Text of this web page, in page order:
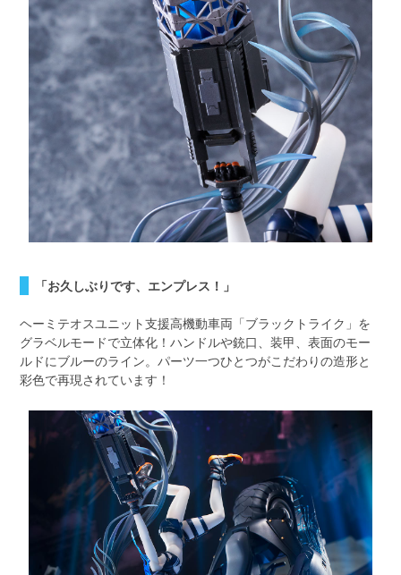
「お久しぶりです、エンプレス！」
ヘーミテオスユニット支援高機動車両「ブラックトライク」を
グラベルモードで立体化！ハンドルや銃口、装甲、表面のモー
ルドにブルーのライン。パーツ一つひとつがこだわりの造形と
彩色で再現されています！